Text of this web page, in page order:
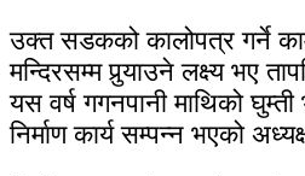
उक्त सडकको कालोपत्र गर्ने
मन्दिरसम्म पुर्‍याउने लक्ष्य भए
यस वर्ष गगनपानी माथिको
निर्माण कार्य सम्पन्न भएको